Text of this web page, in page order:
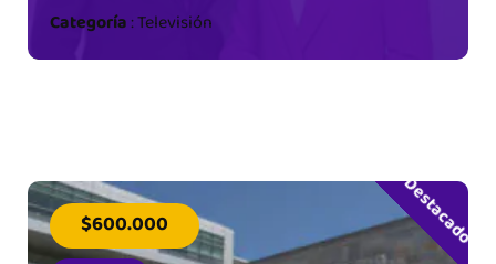
Categoría:Televisión
Destacado
$600.000